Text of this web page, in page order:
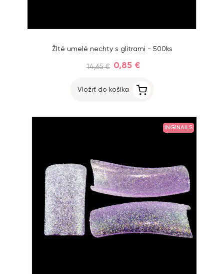
Žlté umelé nechty s glitrami - 500ks
14,65 € 0,85 €
Vložiť do košíka
INGINAILS